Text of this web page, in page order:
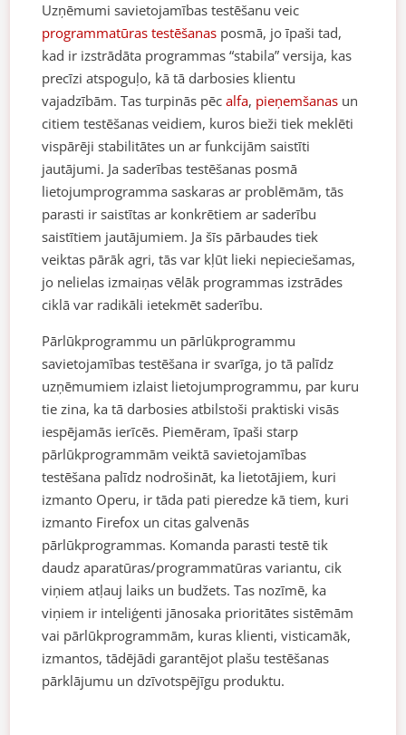
Uzņēmumi savietojamības testēšanu veic
programmatūras testēšanas posmā, jo īpaši tad,
kad ir izstrādāta programmas “stabila” versija, kas
precīzi atspoguļo, kā tā darbosies klientu
vajadzībām. Tas turpinās pēcalfa, pieņemšanas un
citiem testēšanas veidiem, kuros bieži tiek meklēti
vispārēji stabilitātes un ar funkcijām saistīti
jautājumi. Ja saderības testēšanas posmā
lietojumprogramma saskaras ar problēmām, tās
parasti ir saistītas ar konkrētiem ar saderību
saistītiem jautājumiem. Ja šīs pārbaudes tiek
veiktas pārāk agri, tās var kļūt lieki nepieciešamas,
jo nelielas izmaiņas vēlāk programmas izstrādes
ciklā var radikāli ietekmēt saderību.
Pārlūkprogrammu un pārlūkprogrammu
savietojamības testēšana ir svarīga, jo tā palīdz
uzņēmumiem izlaist lietojumprogrammu, par kuru
tie zina, ka tā darbosies atbilstoši praktiski visās
iespējamās ierīcēs. Piemēram, īpaši starp
pārlūkprogrammām veiktā savietojamības
testēšana palīdz nodrošināt, ka lietotājiem, kuri
izmanto Operu, ir tāda pati pieredze kā tiem, kuri
izmanto Firefox un citas galvenās
pārlūkprogrammas. Komanda parasti testē tik
daudz aparatūras/programmatūras variantu, cik
viņiem atļauj laiks un budžets. Tas nozīmē, ka
viņiem ir inteliģenti jānosaka prioritātes sistēmām
vai pārlūkprogrammām, kuras klienti, visticamāk,
izmantos, tādējādi garantējot plašu testēšanas
pārklājumu un dzīvotspējīgu produktu.